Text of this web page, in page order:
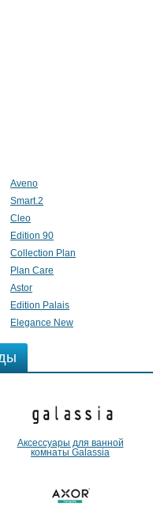
Aveno
Smart.2
Cleo
Edition 90
Collection Plan
Plan Care
Astor
Edition Palais
Elegance New
Аксессуары для ванной
комнаты Galassia